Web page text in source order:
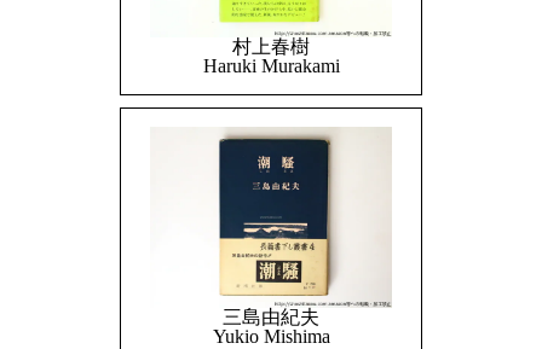
村上春樹
Haruki Murakami
三島由紀夫
Yukio Mishima